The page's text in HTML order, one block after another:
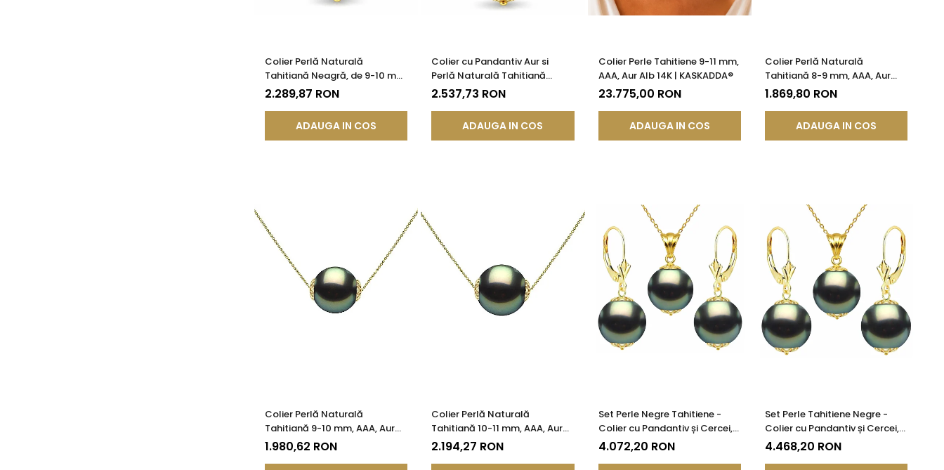
Colier Perlă Naturală
Tahitiană Neagră, de 9-10 mm,
Calitate AAA, Aur Galben 14K
cu Pandantiv | KASKADDA®
2.289,87 RON
ADAUGA IN COS
Colier cu Pandantiv Aur si
Perlă Naturală Tahitiană
Neagră, de 10-11 mm, AAA, Aur
Galben 14K cu Pandantiv |
2.537,73 RON
ADAUGA IN COS
Colier Perle Tahitiene 9-11 mm,
AAA, Aur Alb 14K | KASKADDA®
23.775,00 RON
ADAUGA IN COS
Colier Perlă Naturală
Tahitiană 8-9 mm, AAA, Aur
Galben 14K | KASKADDA®
1.869,80 RON
ADAUGA IN COS
Colier Perlă Naturală
Tahitiană 9-10 mm, AAA, Aur
Galben 14K | KASKADDA®
1.980,62 RON
Colier Perlă Naturală
Tahitiană 10-11 mm, AAA, Aur
Galben 14K | KASKADDA®
2.194,27 RON
Set Perle Negre Tahitiene -
Colier cu Pandantiv și Cercei,
Aur Galben 14K, Perle Rotunde
9-10 mm, Calitate AAA |
4.072,20 RON
Set Perle Tahitiene Negre -
Colier cu Pandantiv și Cercei,
Aur Galben 14K, Perle Rotunde
10-11 mm, Calitate AAA |
4.468,20 RON